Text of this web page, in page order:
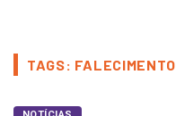
TAGS: FALECIMENTO